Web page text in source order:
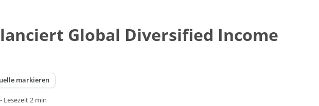
Global Diversified Income
markieren
- Lesezeit 2 min